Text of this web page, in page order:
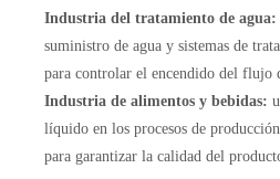
Industria del tratamiento de agua:
suministro de agua y sistemas de
para controlar el encendido del flujo
Industria de alimentos y bebidas:
líquido en los procesos de
para garantizar la calidad del